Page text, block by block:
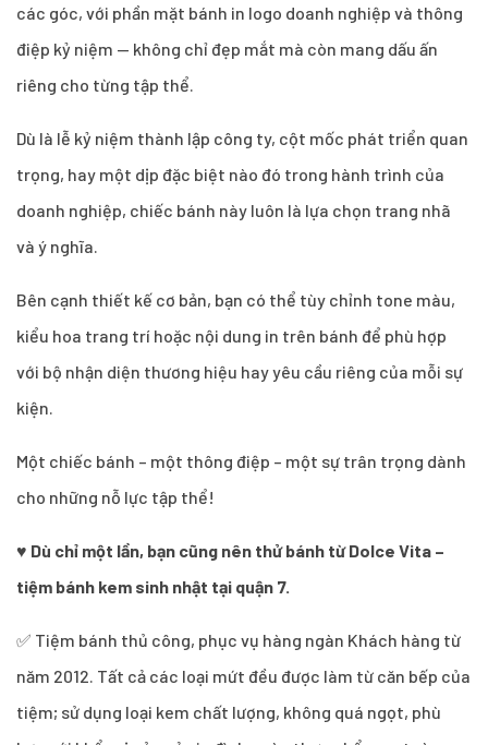
các góc, với phần mặt bánh in logo doanh nghiệp và thông
điệp kỷ niệm — không chỉ đẹp mắt mà còn mang dấu ấn
riêng cho từng tập thể.
Dù là lễ kỷ niệm thành lập công ty, cột mốc phát triển quan
trọng, hay một dịp đặc biệt nào đó trong hành trình của
doanh nghiệp, chiếc bánh này luôn là lựa chọn trang nhã
và ý nghĩa.
Bên cạnh thiết kế cơ bản, bạn có thể tùy chỉnh tone màu,
kiểu hoa trang trí hoặc nội dung in trên bánh để phù hợp
với bộ nhận diện thương hiệu hay yêu cầu riêng của mỗi sự
kiện.
Một chiếc bánh – một thông điệp – một sự trân trọng dành
cho những nỗ lực tập thể!
♥ Dù chỉ một lần, bạn cũng nên thử bánh từ Dolce Vita –
tiệm bánh kem sinh nhật tại quận 7.
✅ Tiệm bánh thủ công, phục vụ hàng ngàn Khách hàng từ
năm 2012. Tất cả các loại mứt đều được làm từ căn bếp của
tiệm; sử dụng loại kem chất lượng, không quá ngọt, phù